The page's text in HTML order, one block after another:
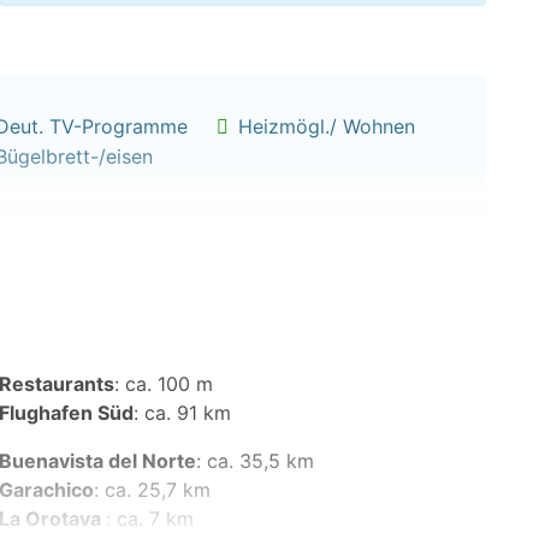
TV-Programme
Heizmögl./ Wohnen
eisen
Hand-/Badetücher
Restaurants: ca. 100 m
Flughafen Süd: ca. 91 km
Buenavista del Norte: ca. 35,5 km
Garachico: ca. 25,7 km
La Orotava : ca. 7 km